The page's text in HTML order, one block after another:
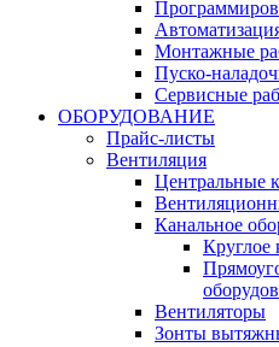
Монтажные
Пуско-
Сервисные
ОБОРУДОВАНИЕ
Прайс-листы
Вентиляция
Центральные
Канальное
Круглое
Вентиляторы
Зонты